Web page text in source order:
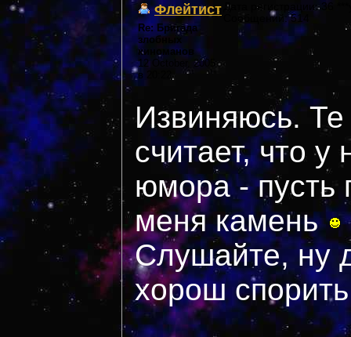
Флейтист
Re: Бригада
злобных
киноманов
12 October, 2005
в 20:22
Дата регистрации: 36
Сообщений: 514
Извиняюсь.
считает, что у
юмора - пусть
меня камень
Слушайте, ну
хорош